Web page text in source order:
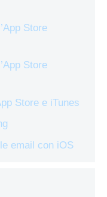
Store
Store
Store e iTunes
email con iOS